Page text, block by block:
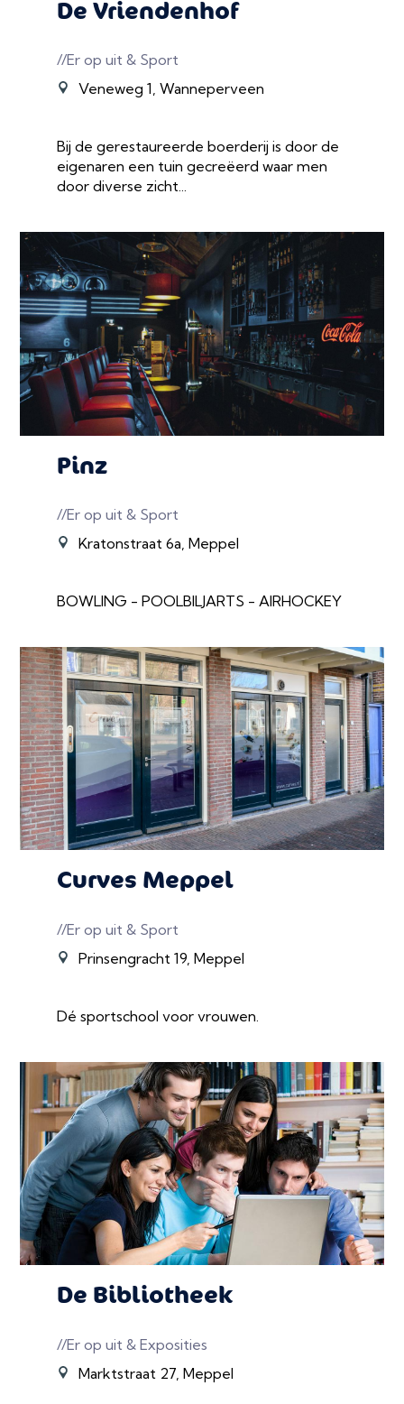
De Vriendenhof
//Er op uit & Sport
Veneweg 1, Wanneperveen
Bij de gerestaureerde boerderij is door de
eigenaren een tuin gecreëerd waar men
door diverse zicht...
Pinz
//Er op uit & Sport
Kratonstraat 6a, Meppel
BOWLING - POOLBILJARTS - AIRHOCKEY
Curves Meppel
//Er op uit & Sport
Prinsengracht 19, Meppel
Dé sportschool voor vrouwen.
De Bibliotheek
//Er op uit & Exposities
Marktstraat 27, Meppel